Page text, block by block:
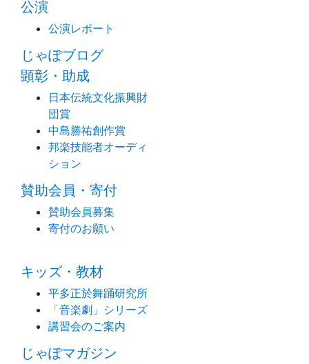
公演
公演レポート
じゃぽブログ
顕彰・助成
日本伝統文化振興財
団賞
中島勝祐創作賞
邦楽技能者オーディ
ション
賛助会員・寄付
賛助会員募集
寄付のお願い
キッズ・教材
平多正於舞踊研究所
「音楽劇」シリーズ
講習会のご案内
じゃぽマガジン